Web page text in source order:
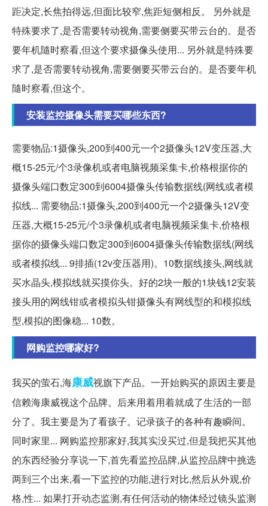
距决定,长焦拍得远,但面比较窄,焦距短侧相反。 另外就是
特殊要求了,是否需要转动视角,需要侧要买带云台的。是否
要年机隨时察看,但这个要求摄像头使用... 另外就是特殊要
求了,是否需要转动视角,需要侧要买带云台的。是否要年机
隨时察看,但这个。
安装监控摄像头需要买哪些东西?
需要物品:1摄像头,200到400元一个2摄像头12V变压器,大
概15-25元/个3录像机或者电脑视频采集卡,价格根据你的
摄像头端口数定300到6004摄像头传输数据线(网线或者模
拟线... 需要物品:1摄像头,200到400元一个2摄像头12V变
压器,大概15-25元/个3录像机或者电脑视频采集卡,价格根
据你的摄像头端口数定300到6004摄像头传输数据线(网线
或者模拟线... 9排插(12v变压器用)。10数据线接头,网线就
买水晶头,模拟线就买摸你头。好的2块一般的1块钱12安装
接头用的网线钳或者模拟头钳摄像头有网线型的和模拟线
型,模拟的图像稳... 10数。
网购监控哪家好?
我买的萤石,海康威视旗下产品。一开始购买的原因主要是
信赖海康威视这个品牌。后来用着用着就成了生活的一部
分了。我主要是为了看孩子。记录孩子的各种有趣瞬间。
同时家里... 网购监控那家好,我其实没买过,但是我把买其他
的东西经验分享说一下,首先看监控品牌,从监控品牌中挑选
两到三个出来,看一下监控的功能,进行对比,然后从外观,价
格,性... 如果打开动态监测,有任何活动的物体经过镜头监测